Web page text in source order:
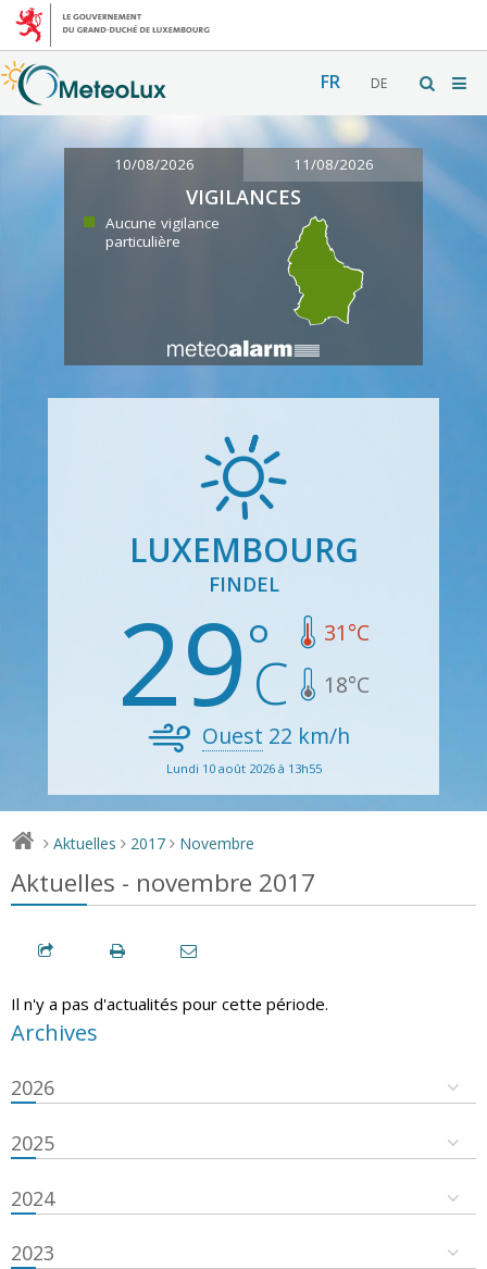
FR DE
10/08/2026 11/08/2026
VIGILANCES
Aucune vigilance
particulière
LUXEMBOURG
FINDEL
29 31°C
18°C
Ouest 22 km/h
Lundi 10 août 2026 à 13h55
> Aktuelles > 2017 > Novembre
Aktuelles - novembre 2017
Il n'y a pas d'actualités pour cette période.
Archives
2026
2025
2024
2023